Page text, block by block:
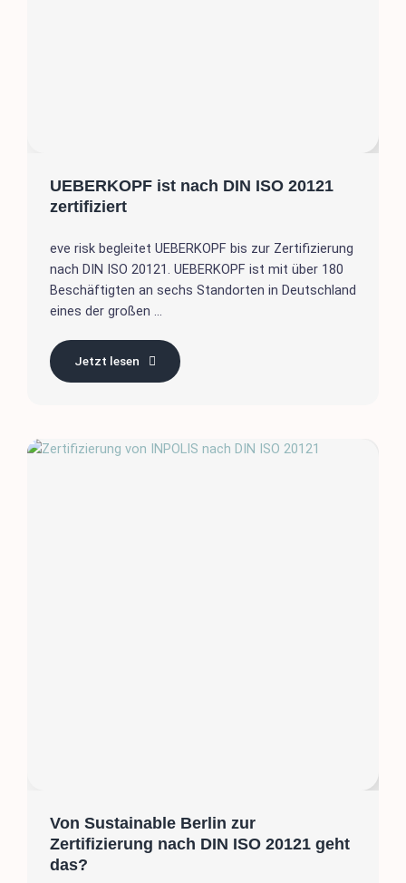
UEBERKOPF ist nach DIN ISO 20121
zertifiziert
eve risk begleitet UEBERKOPF bis zur Zertifizierung
nach DIN ISO 20121. UEBERKOPF ist mit über 180
Beschäftigten an sechs Standorten in Deutschland
eines der großen ...
Jetzt lesen
Von Sustainable Berlin zur
Zertifizierung nach DIN ISO 20121 geht
das?